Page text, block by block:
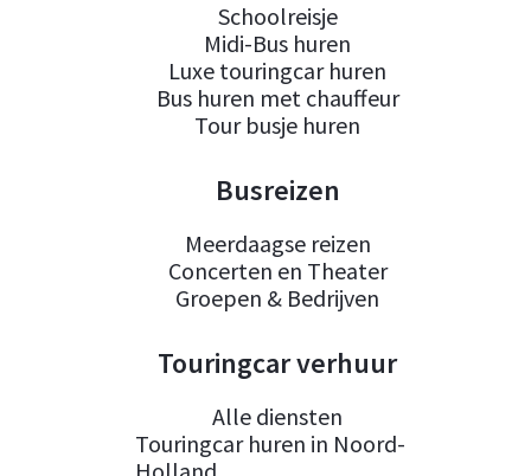
Schoolreisje
Midi-Bus huren
Luxe touringcar huren
Bus huren met chauffeur
Tour busje huren
Busreizen
Meerdaagse reizen
Concerten en Theater
Groepen & Bedrijven
Touringcar verhuur
Alle diensten
Touringcar huren in Noord-